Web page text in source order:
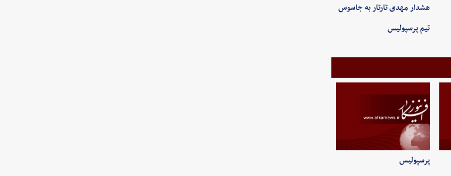
هشدار مهدی تارتار به جاسوس
تیم پرسپولیس
پرسپولیس